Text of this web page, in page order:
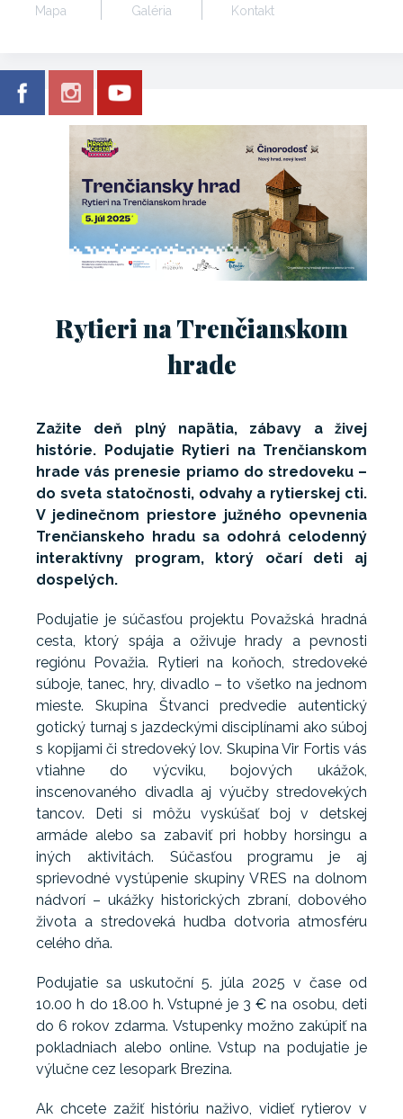
Mapa Galéria Kontakt
Rytieri na Trenčianskom
hrade
Zažite deň plný napätia, zábavy a živej
histórie. Podujatie Rytieri na Trenčianskom
hrade vás prenesie priamo do stredoveku –
do sveta statočnosti, odvahy a rytierskej cti.
V jedinečnom priestore južného opevnenia
Trenčianskeho hradu sa odohrá celodenný
interaktívny program, ktorý očarí deti aj
dospelých.
Podujatie je súčasťou projektu Považská hradná
cesta, ktorý spája a oživuje hrady a pevnosti
regiónu Považia. Rytieri na koňoch, stredoveké
súboje, tanec, hry, divadlo – to všetko na jednom
mieste. Skupina Štvanci predvedie autentický
gotický turnaj s jazdeckými disciplínami ako súboj
s kopijami či stredoveký lov. Skupina Vir Fortis vás
vtiahne do výcviku, bojových ukážok,
inscenovaného divadla aj výučby stredovekých
tancov. Deti si môžu vyskúšať boj v detskej
armáde alebo sa zabaviť pri hobby horsingu a
iných aktivitách. Súčasťou programu je aj
sprievodné vystúpenie skupiny VRES na dolnom
nádvorí – ukážky historických zbraní, dobového
života a stredoveká hudba dotvoria atmosféru
celého dňa.
Podujatie sa uskutoční 5. júla 2025 v čase od
10.00 h do 18.00 h. Vstupné je 3 € na osobu, deti
do 6 rokov zdarma. Vstupenky možno zakúpiť na
pokladniach alebo online. Vstup na podujatie je
výlučne cez lesopark Brezina.
Ak chcete zažiť históriu naživo, vidieť rytierov v